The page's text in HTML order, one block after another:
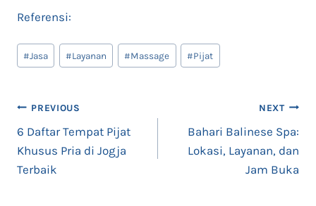
Referensi:
Post
Tags:
#Jasa #Layanan #Massage #Pijat
Post
navigation
PREVIOUS
6 Daftar Tempat Pijat
Khusus Pria di Jogja
Terbaik
NEXT
Bahari Balinese Spa:
Lokasi, Layanan, dan
Jam Buka